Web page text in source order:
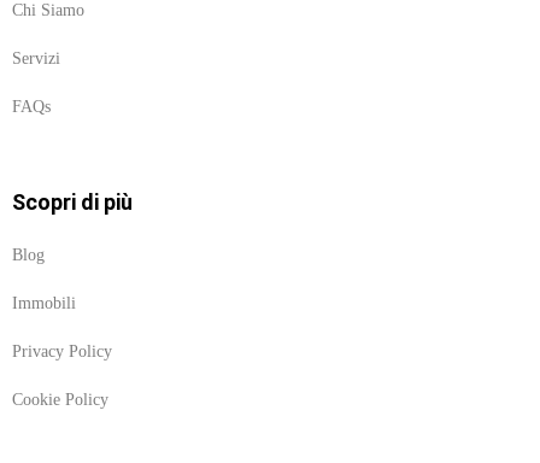
Chi Siamo
Servizi
FAQs
Scopri di più
Blog
Immobili
Privacy Policy
Cookie Policy